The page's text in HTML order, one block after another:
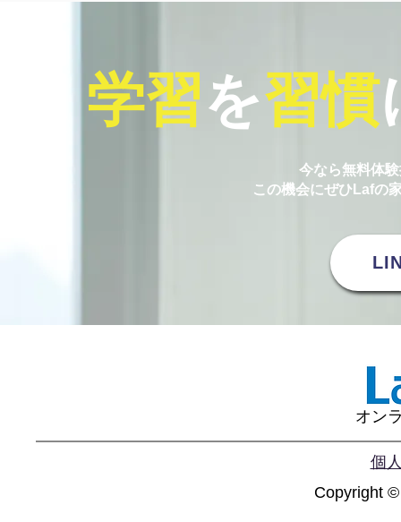
学習を習慣
今なら無料体
この機会にぜひLafの
オン
個
Copyright